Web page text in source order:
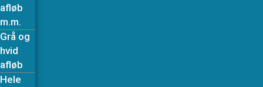
afløb
m.m.
Grå og
hvid
afløb
Hele